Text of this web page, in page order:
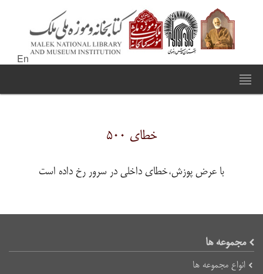
En
خطای ۵۰۰
با عرض پوزش،خطای داخلی در سرور رخ داده است
مجموعه ها
انواع مجموعه ها